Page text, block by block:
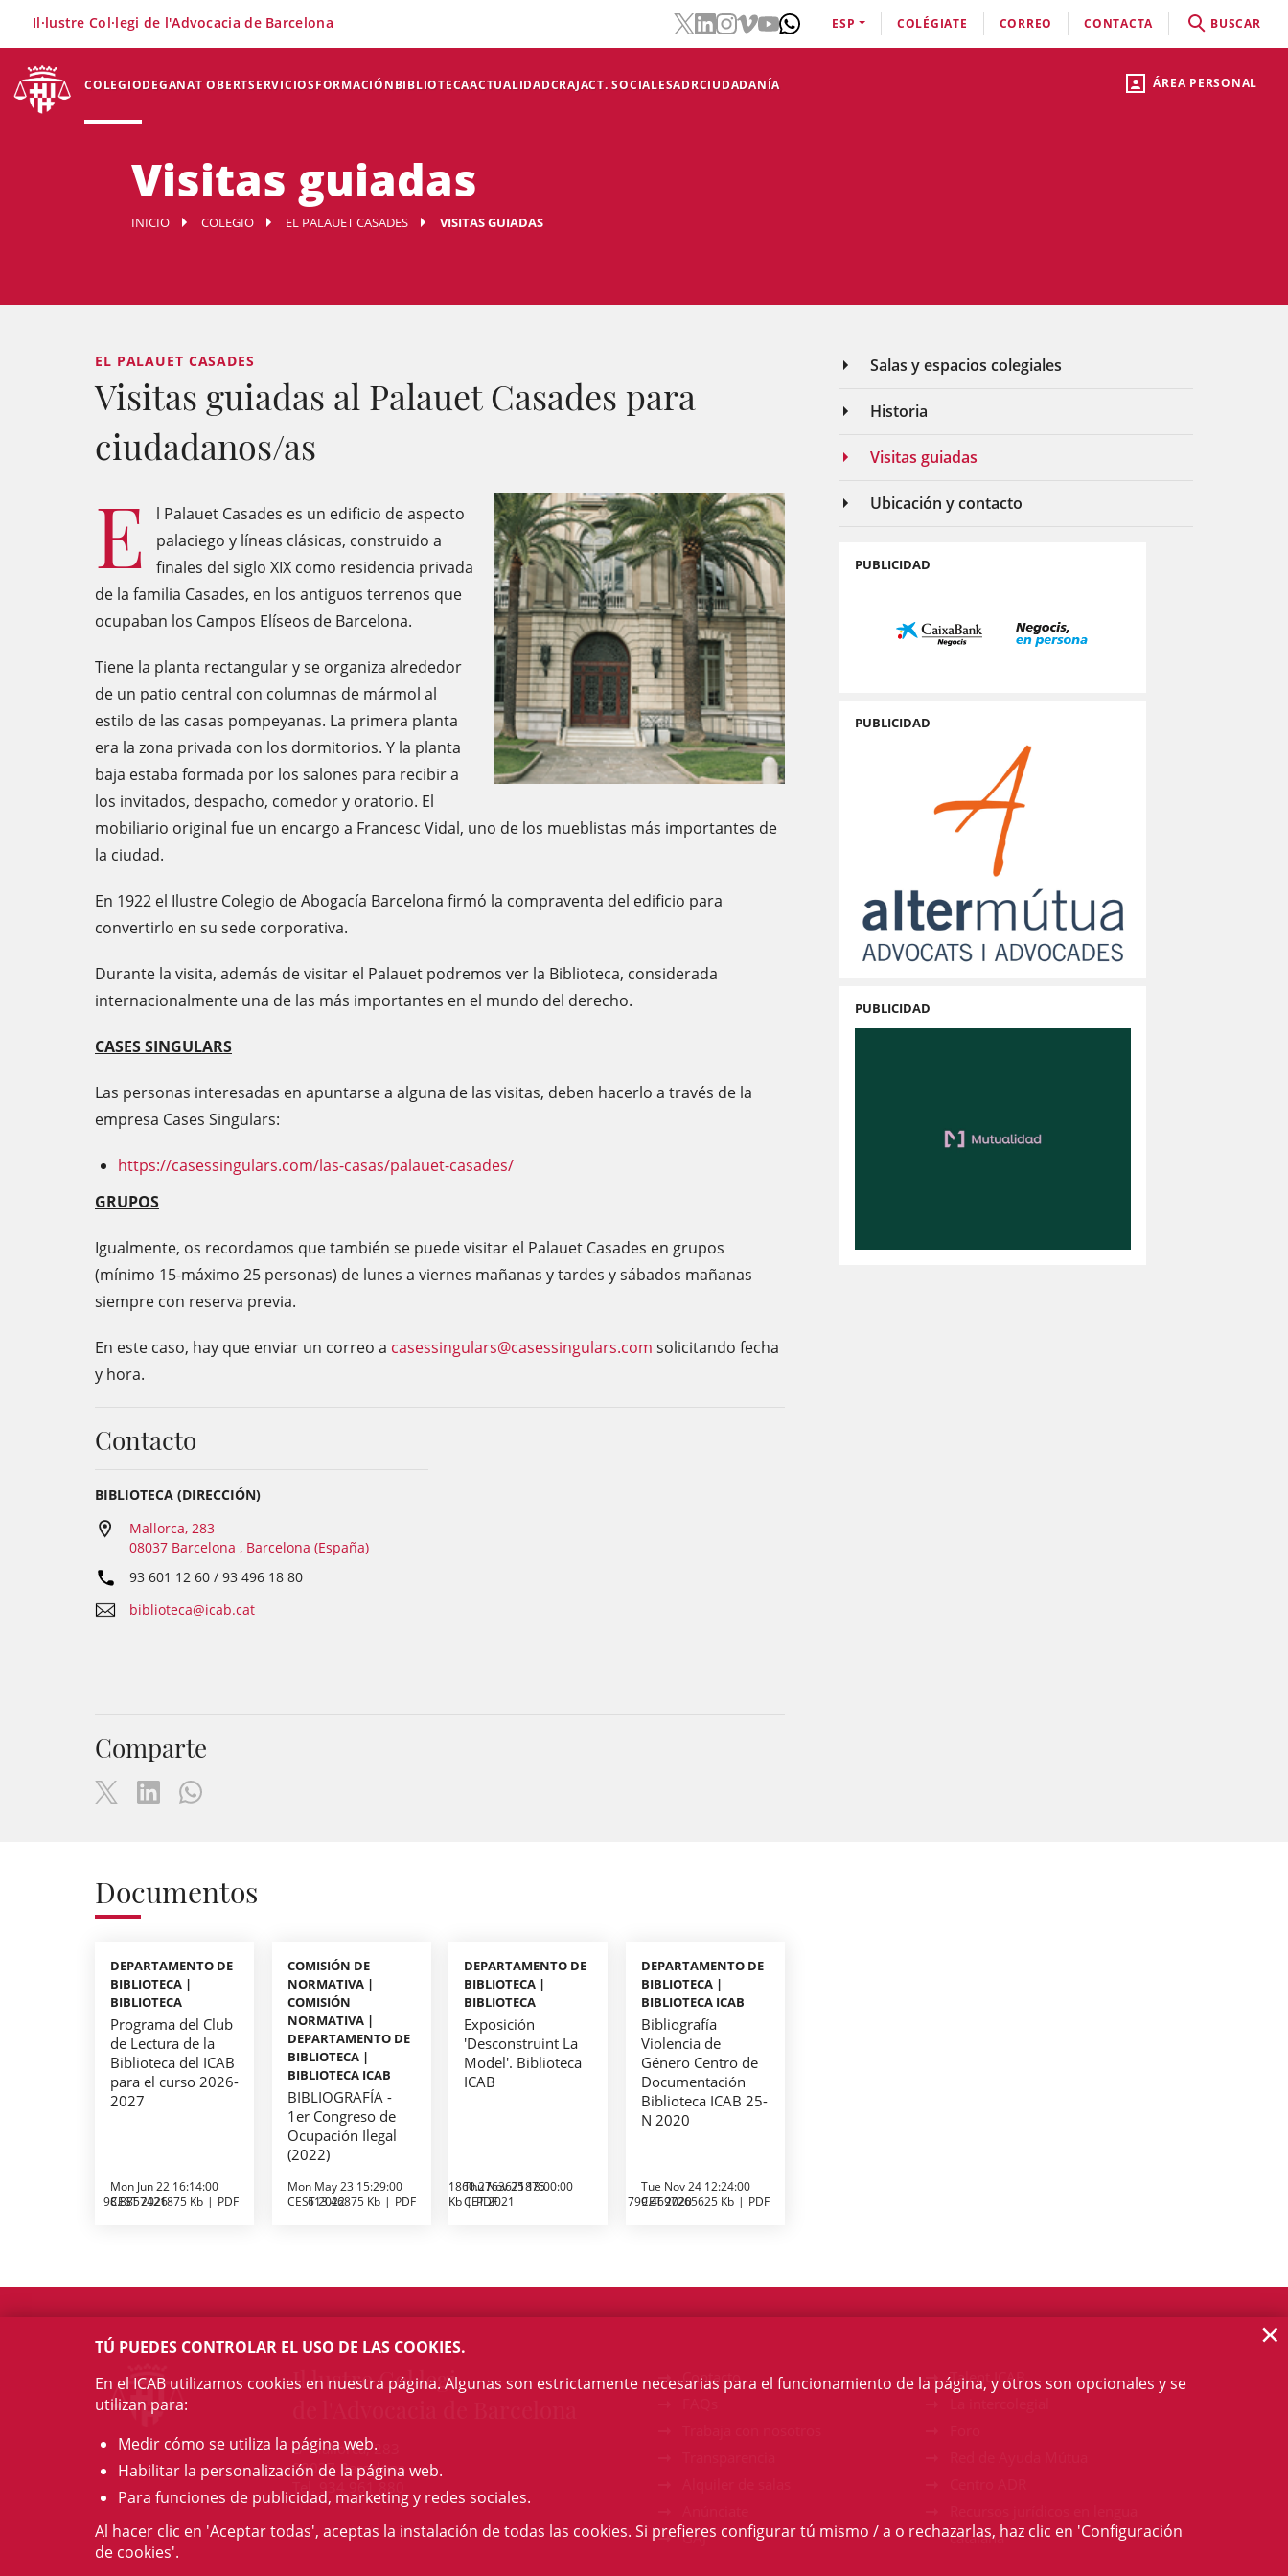
ÁREA PERSONAL
COLEGIODEGANAT OBERTSERVICIOSFORMACIÓNBIBLIOTECAACTUALIDADCRAJACT. SOCIALESADRCIUDADANÍA
Il·lustre Col·legi de l'Advocacia de Barcelona ESP COLÉGIATE CORREO CONTACTA BUSCAR
Visitas guiadas
INICIO COLEGIO EL PALAUET CASADES VISITAS GUIADAS
Salas y espacios colegiales
Historia
Visitas guiadas
Ubicación y contacto
PUBLICIDAD
PUBLICIDAD
PUBLICIDAD
EL PALAUET CASADES
Visitas guiadas al Palauet Casades para
ciudadanos/as
E
l Palauet Casades es un edificio de aspecto
palaciego y líneas clásicas, construido a
finales del siglo XIX como residencia privada
de la familia Casades, en los antiguos terrenos que
ocupaban los Campos Elíseos de Barcelona.
Tiene la planta rectangular y se organiza alrededor
de un patio central con columnas de mármol al
estilo de las casas pompeyanas. La primera planta
era la zona privada con los dormitorios. Y la planta
baja estaba formada por los salones para recibir a
los invitados, despacho, comedor y oratorio. El
mobiliario original fue un encargo a Francesc Vidal, uno de los mueblistas más importantes de
la ciudad.
En 1922 el Ilustre Colegio de Abogacía Barcelona firmó la compraventa del edificio para
convertirlo en su sede corporativa.
Durante la visita, además de visitar el Palauet podremos ver la Biblioteca, considerada
internacionalmente una de las más importantes en el mundo del derecho.
CASES SINGULARS
Las personas interesadas en apuntarse a alguna de las visitas, deben hacerlo a través de la
empresa Cases Singulars:
https://casessingulars.com/las-casas/palauet-casades/
GRUPOS
Igualmente, os recordamos que también se puede visitar el Palauet Casades en grupos
(mínimo 15-máximo 25 personas) de lunes a viernes mañanas y tardes y sábados mañanas
siempre con reserva previa.
En este caso, hay que enviar un correo a casessingulars@casessingulars.com solicitando fecha
y hora.
Contacto
BIBLIOTECA (DIRECCIÓN)
Mallorca, 283
08037 Barcelona , Barcelona (España)
93 601 12 60 / 93 496 18 80
biblioteca@icab.cat
Comparte
Documentos
DEPARTAMENTO DE
BIBLIOTECA |
BIBLIOTECA
Programa del Club
de Lectura de la
Biblioteca del ICAB
para el curso 2026-
2027
Mon Jun 22 16:14:00
CEST 2026
98.8857421875 Kb PDF
COMISIÓN DE
NORMATIVA |
COMISIÓN
NORMATIVA |
DEPARTAMENTO DE
BIBLIOTECA |
BIBLIOTECA ICAB
BIBLIOGRAFÍA -
1er Congreso de
Ocupación Ilegal
(2022)
Mon May 23 15:29:00
CEST 2022
613.46875 Kb PDF
DEPARTAMENTO DE
BIBLIOTECA |
BIBLIOTECA
Exposición
'Desconstruint La
Model'. Biblioteca
ICAB
Thu Nov 25 18:00:00
CET 2021
1860.2763671875
Kb
PDF
DEPARTAMENTO DE
BIBLIOTECA |
BIBLIOTECA ICAB
Bibliografía
Violencia de
Género Centro de
Documentación
Biblioteca ICAB 25-
N 2020
Tue Nov 24 12:24:00
CET 2020
799.4697265625 Kb PDF
Il·lustre Col·legi
c/ Mallorca, 283
08037 Barcelona
Tel. 934 961 880
Contacto
GAJ
Talent ICAB
catalana
TÚ PUEDES CONTROLAR EL USO DE LAS COOKIES.
En el ICAB utilizamos cookies en nuestra página. Algunas son estrictamente necesarias para el funcionamiento de la página, y otros son opcionales y se
utilizan para:
Medir cómo se utiliza la página web.
Habilitar la personalización de la página web.
Para funciones de publicidad, marketing y redes sociales.
Al hacer clic en 'Aceptar todas', aceptas la instalación de todas las cookies. Si prefieres configurar tú mismo / a o rechazarlas, haz clic en 'Configuración
de cookies'.
×